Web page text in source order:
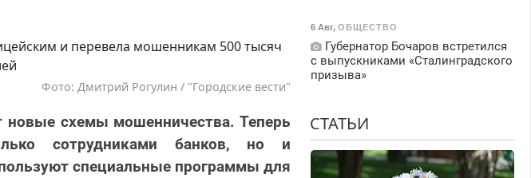
Фото: Дмитрий Рогулин / "Городские вести"
схемы мошенничества. Теперь
сотрудниками банков, но и
специальные программы для
6 Авг, ОБЩЕСТВО
Губернатор Бочаров встретился
с выпускниками «Сталинградского
призыва»
СТАТЬИ